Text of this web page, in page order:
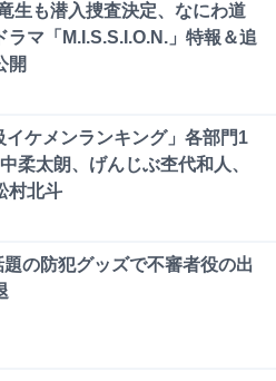
生も潜入捜査決定、なにわ道
ラマ「M.I.S.S.I.O.N.」特報＆追
開
イケメンランキング」各部門1
柔太朗、げんじぶ杢代和人、
村北斗
題の防犯グッズで不審者役の出